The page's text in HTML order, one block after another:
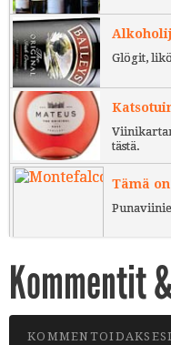
Glögit,
tästä.
Tämä
Kommentit